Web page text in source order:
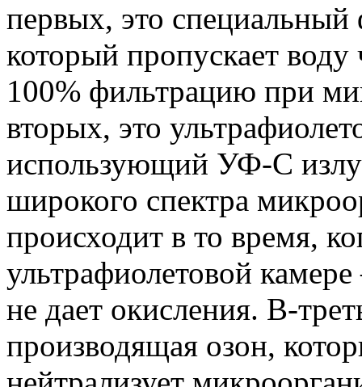
первых, это специальный
который пропускает воду
100% фильтрацию при
вторых, это
использующий УФ-C
широкого спектра
происходит в то время,
ультрафиолетовой
не дает окисления. В-
производящая озон,